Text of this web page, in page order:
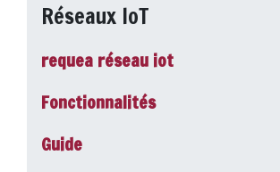
Réseaux IoT
requea réseau iot
Fonctionnalités
Guide